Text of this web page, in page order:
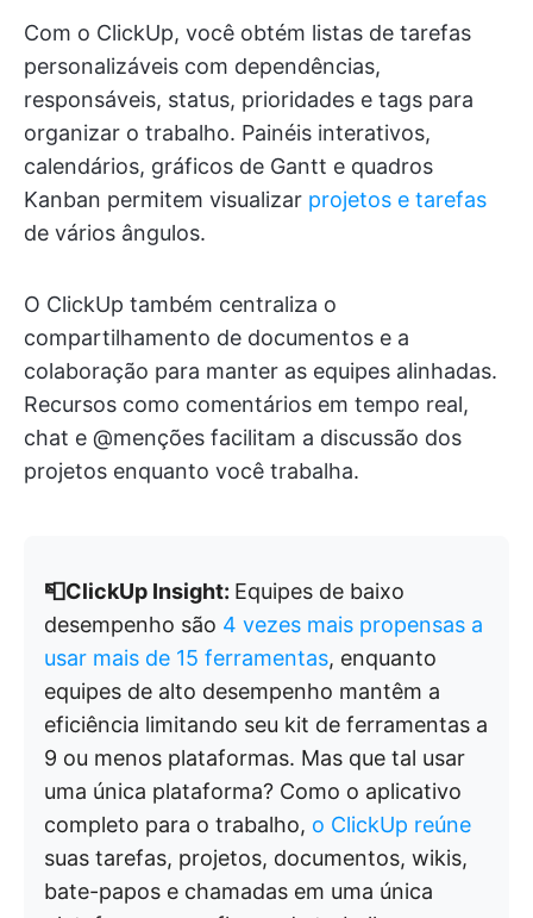
Com o ClickUp, você obtém listas de tarefas
personalizáveis com dependências,
responsáveis, status, prioridades e tags para
organizar o trabalho. Painéis interativos,
calendários, gráficos de Gantt e quadros
Kanban permitem visualizar projetos e tarefas
de vários ângulos.
O ClickUp também centraliza o
compartilhamento de documentos e a
colaboração para manter as equipes alinhadas.
Recursos como comentários em tempo real,
chat e @menções facilitam a discussão dos
projetos enquanto você trabalha.
📮ClickUp Insight: Equipes de baixo
desempenho são 4 vezes mais propensas a
usar mais de 15 ferramentas, enquanto
equipes de alto desempenho mantêm a
eficiência limitando seu kit de ferramentas a
9 ou menos plataformas. Mas que tal usar
uma única plataforma? Como o aplicativo
completo para o trabalho, o ClickUp reúne
suas tarefas, projetos, documentos, wikis,
bate-papos e chamadas em uma única